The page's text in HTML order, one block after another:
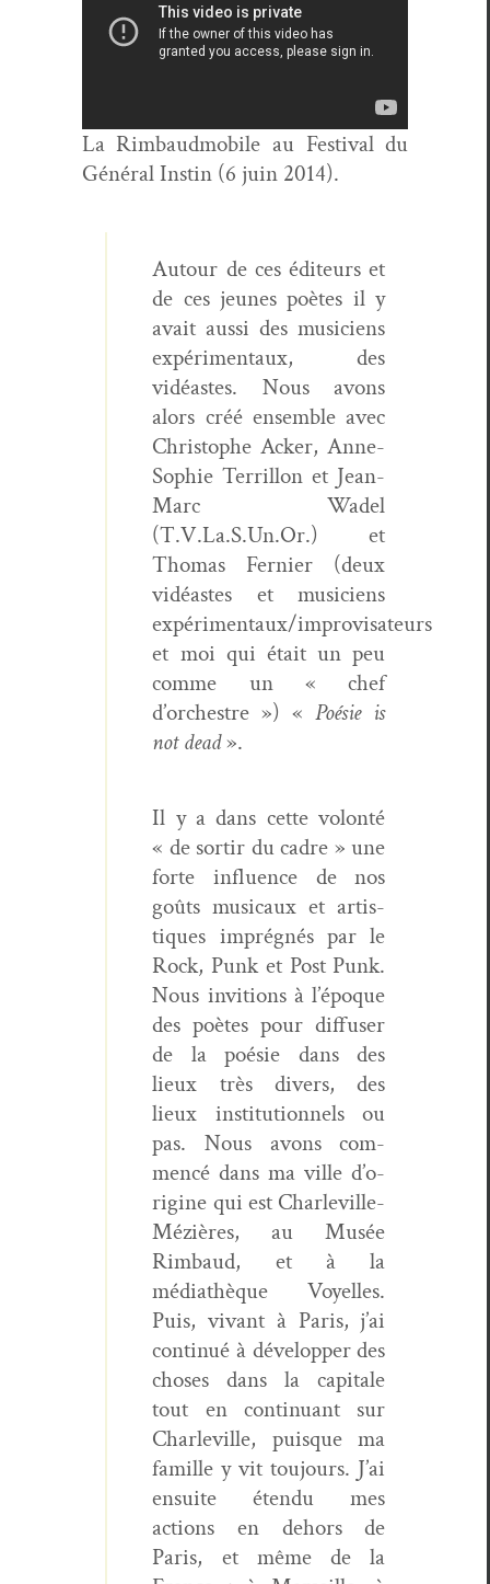
La Rim­baud­mo­bile au Fes­ti­val du
Général Instin (6 juin 2014).
Autour de ces édi­teurs et
de ces jeunes poètes il y
avait aus­si des musi­ciens
expéri­men­taux, des
vidéastes. Nous avons
alors créé ensem­ble avec
Christophe Ack­er, Anne-
Sophie Ter­ril­lon et Jean-
Marc Wadel
(T.V.La.S.Un.Or.) et
Thomas Fer­nier (deux
vidéastes et musi­ciens
expérimentaux/improvisateurs
et moi qui était un peu
comme un « chef
d’orchestre ») «Poésie is
not dead».
Il y a dans cette volon­té
« de sor­tir du cadre » une
forte influ­ence de nos
goûts musi­caux et artis­
tiques imprégnés par le
Rock, Punk et Post Punk.
Nous invi­tions à l’époque
des poètes pour dif­fuser
de la poésie dans des
lieux très divers, des
lieux insti­tu­tion­nels ou
pas. Nous avons com­
mencé dans ma ville d’o­
rig­ine qui est Charleville-
Méz­ières, au Musée
Rim­baud, et à la
médiathèque Voyelles.
Puis, vivant à Paris, j’ai
con­tin­ué à dévelop­per des
choses dans la cap­i­tale
tout en con­tin­u­ant sur
Charleville, puisque ma
famille y vit tou­jours. J’ai
ensuite éten­du mes
actions en dehors de
Paris, et même de la